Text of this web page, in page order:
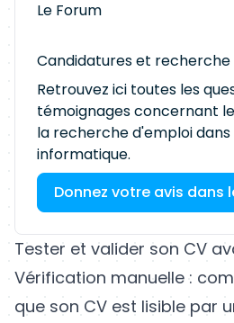
Le Forum
Candidatures et
Retrouvez ici toutes les
témoignages concernant
la recherche d'emploi
informatique.
Donnez votre avis dans
Tester et valider son CV
Vérification manuelle :
que son CV est lisible par